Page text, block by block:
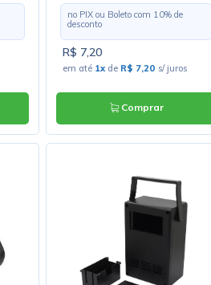
no PIX ou Boleto com 10% de
desconto
R$ 7,20
em até 1x de R$ 7,20 s/ juros
Comprar